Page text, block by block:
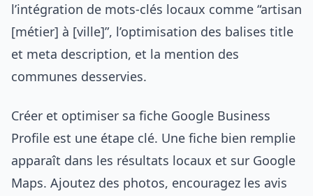
l’intégration de mots-clés locaux comme “artisan
[métier] à [ville]”, l’optimisation des balises title
et meta description, et la mention des
communes desservies.
Créer et optimiser sa fiche Google Business
Profile est une étape clé. Une fiche bien remplie
apparaît dans les résultats locaux et sur Google
Maps. Ajoutez des photos, encouragez les avis